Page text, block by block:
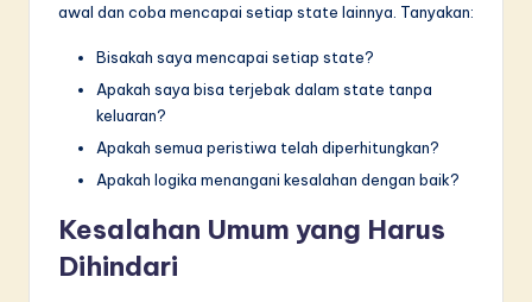
awal dan coba mencapai setiap state lainnya. Tanyakan:
Bisakah saya mencapai setiap state?
Apakah saya bisa terjebak dalam state tanpa
keluaran?
Apakah semua peristiwa telah diperhitungkan?
Apakah logika menangani kesalahan dengan baik?
Kesalahan Umum yang Harus
Dihindari